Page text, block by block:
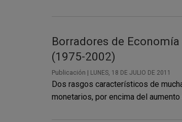
Borradores de
(1975-2002)
Publicación | LUNES, 18 DE JULIO DE 2011
Dos rasgos característicos de
monetarios, por encima del